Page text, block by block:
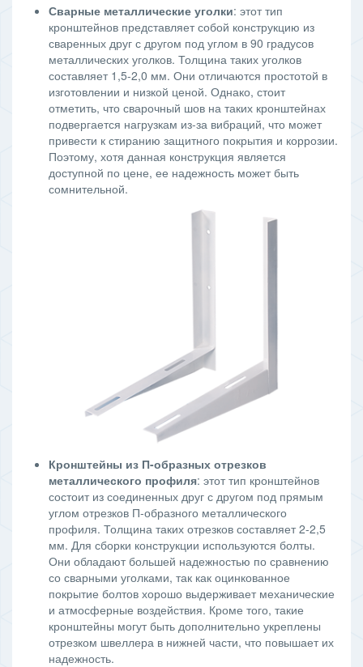
Сварные металлические уголки: этот тип
кронштейнов представляет собой конструкцию из
сваренных друг с другом под углом в 90 градусов
металлических уголков. Толщина таких уголков
составляет 1,5-2,0 мм. Они отличаются простотой в
изготовлении и низкой ценой. Однако, стоит
отметить, что сварочный шов на таких кронштейнах
подвергается нагрузкам из-за вибраций, что может
привести к стиранию защитного покрытия и коррозии.
Поэтому, хотя данная конструкция является
доступной по цене, ее надежность может быть
сомнительной.
Кронштейны из П-образных отрезков
металлического профиля: этот тип кронштейнов
состоит из соединенных друг с другом под прямым
углом отрезков П-образного металлического
профиля. Толщина таких отрезков составляет 2-2,5
мм. Для сборки конструкции используются болты.
Они обладают большей надежностью по сравнению
со сварными уголками, так как оцинкованное
покрытие болтов хорошо выдерживает механические
и атмосферные воздействия. Кроме того, такие
кронштейны могут быть дополнительно укреплены
отрезком швеллера в нижней части, что повышает их
надежность.